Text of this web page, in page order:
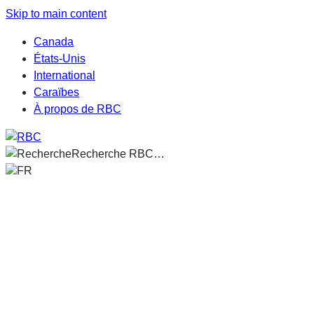
Skip to main content
Canada
États-Unis
International
Caraïbes
À propos de RBC
Recherche RBC…
FR